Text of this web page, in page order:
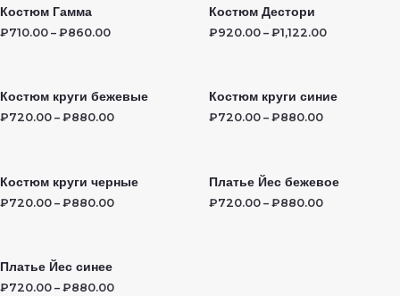
Костюм Гамма
₽710.00 – ₽860.00
Костюм Дестори
₽920.00 – ₽1,122.00
Костюм круги бежевые
₽720.00 – ₽880.00
Костюм круги синие
₽720.00 – ₽880.00
Костюм круги черные
₽720.00 – ₽880.00
Платье Йес бежевое
₽720.00 – ₽880.00
Платье Йес синее
₽720.00 – ₽880.00